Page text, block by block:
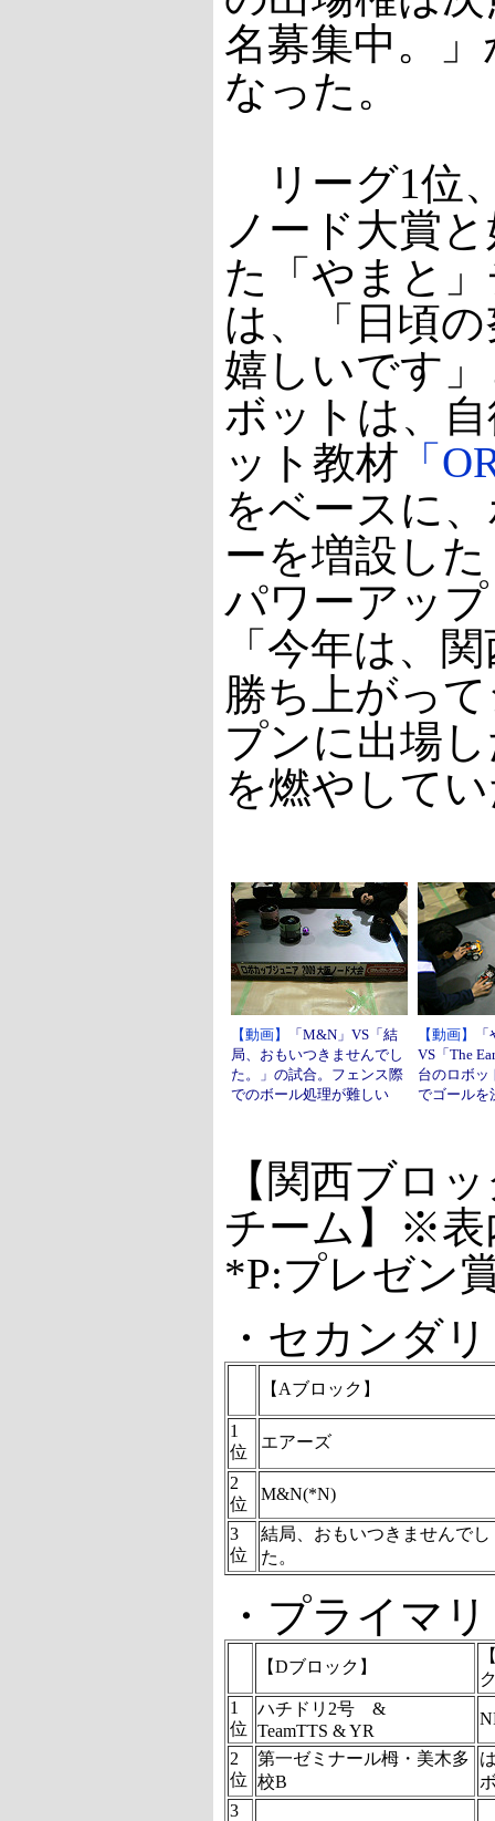
名募集中。
なった。
リーグ1位
ノード大賞
た「やまと
は、「日頃
嬉しいです
ボットは、
ット教材 「
をベースに
ーを増設し
パワーアッ
「今年は、
勝ち上がっ
プンに出場
を燃やして
【動画】
「M&N」VS「結
局、おもいつきませんでし
た。」の試合。フェンス際
でのボール処理が難しい
【動画】
VS「The
台のロボッ
でゴールを
【関西ブロ
チーム】※表
*P:プレゼン
・セカンダリ
【Aブロック】
1
位
エアーズ
2
位
M&N(*N)
3
位
結局、おもいつきませんでし
た。
・プライマリ
【Dブロック】
1
位
ハチドリ2号 &
TeamTTS & YR
2
位
第一ゼミナール栂・美木多
校B
3